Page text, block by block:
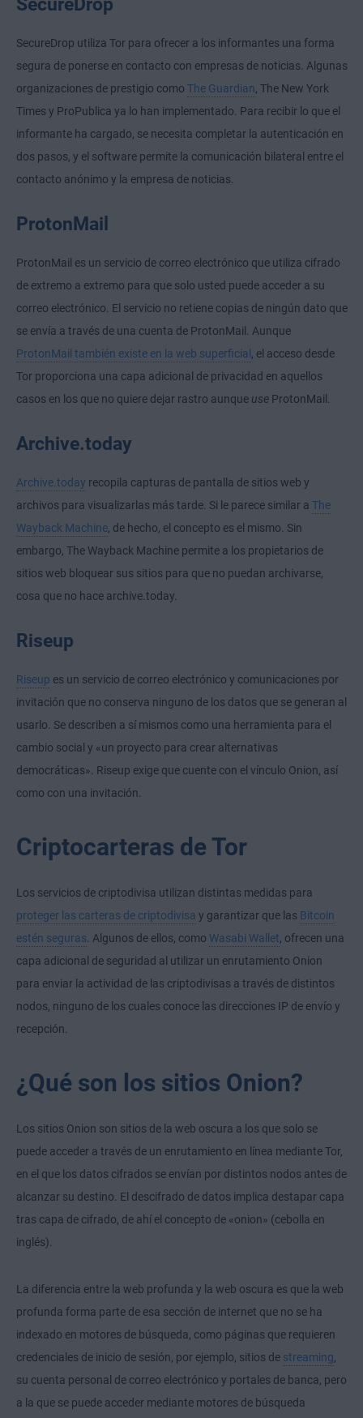
SecureDrop
SecureDrop utiliza Tor para ofrecer a los informantes una forma
segura de ponerse en contacto con empresas de noticias. Algunas
organizaciones de prestigio como The Guardian, The New York
Times y ProPublica ya lo han implementado. Para recibir lo que el
informante ha cargado, se necesita completar la autenticación en
dos pasos, y el software permite la comunicación bilateral entre el
contacto anónimo y la empresa de noticias.
ProtonMail
ProtonMail es un servicio de correo electrónico que utiliza cifrado
de extremo a extremo para que solo usted puede acceder a su
correo electrónico. El servicio no retiene copias de ningún dato que
se envía a través de una cuenta de ProtonMail. Aunque
ProtonMail también existe en la web superficial , el acceso desde
Tor proporciona una capa adicional de privacidad en aquellos
casos en los que no quiere dejar rastro aunque use ProtonMail.
Archive.today
Archive.today recopila capturas de pantalla de sitios web y
archivos para visualizarlas más tarde. Si le parece similar a The
Wayback Machine, de hecho, el concepto es el mismo. Sin
embargo, The Wayback Machine permite a los propietarios de
sitios web bloquear sus sitios para que no puedan archivarse,
cosa que no hace archive.today.
Riseup
Riseup es un servicio de correo electrónico y comunicaciones por
invitación que no conserva ninguno de los datos que se generan al
usarlo. Se describen a sí mismos como una herramienta para el
cambio social y «un proyecto para crear alternativas
democráticas». Riseup exige que cuente con el vínculo Onion, así
como con una invitación.
Criptocarteras de Tor
Los servicios de criptodivisa utilizan distintas medidas para
proteger las carteras de criptodivisa y garantizar que las Bitcoin
estén seguras. Algunos de ellos, como Wasabi Wallet, ofrecen una
capa adicional de seguridad al utilizar un enrutamiento Onion
para enviar la actividad de las criptodivisas a través de distintos
nodos, ninguno de los cuales conoce las direcciones IP de envío y
recepción.
¿Qué son los sitios Onion?
Los sitios Onion son sitios de la web oscura a los que solo se
puede acceder a través de un enrutamiento en línea mediante Tor,
en el que los datos cifrados se envían por distintos nodos antes de
alcanzar su destino. El descifrado de datos implica destapar capa
tras capa de cifrado, de ahí el concepto de «onion» (cebolla en
inglés).
La diferencia entre la web profunda y la web oscura es que la web
profunda forma parte de esa sección de internet que no se ha
indexado en motores de búsqueda, como páginas que requieren
credenciales de inicio de sesión, por ejemplo, sitios de streaming,
su cuenta personal de correo electrónico y portales de banca, pero
a la que se puede acceder mediante motores de búsqueda